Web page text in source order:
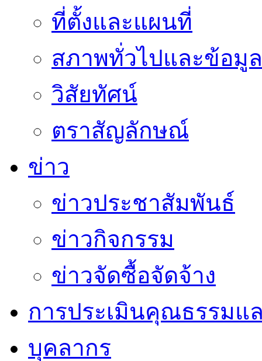
ที่ตั้งและแผนที่
สภาพทั่วไปและข้อมู
วิสัยทัศน์
ตราสัญลักษณ์
ข่าว
ข่าวประชาสัมพันธ์
ข่าวกิจกรรม
ข่าวจัดซื้อจัดจ้าง
การประเมินคุณธรรมแ
บุคลากร